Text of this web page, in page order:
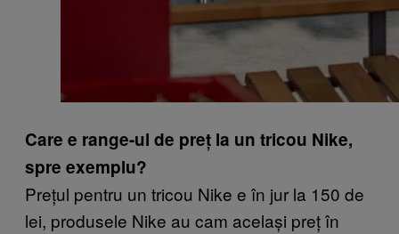
Care e range-ul de preț la un tricou Nike,
spre exemplu?
Prețul pentru un tricou Nike e în jur la 150 de
lei, produsele Nike au cam același preț în